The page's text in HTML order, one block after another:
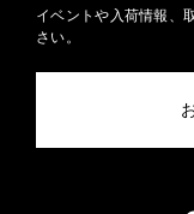
イベントや入荷情報、
さい。